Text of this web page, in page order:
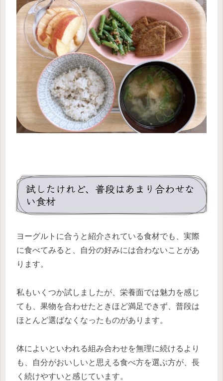
試したけれど、普段はあまり合わせな
い食材
ヨーグルトに合うと紹介されている食材でも、実際
に食べてみると、自分の好みには合わないことがあ
ります。
私もいくつか試しましたが、栄養面では魅力を感じ
ても、果物を合わせたときほど満足できず、普段は
ほとんど選ばなくなったものがあります。
体によいといわれる組み合わせを無理に続けるより
も、自分がおいしいと思える食べ方を選ぶ方が、長
く続けやすいと感じています。